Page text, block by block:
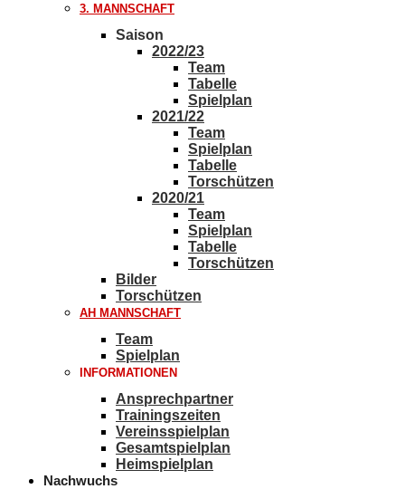
3. MANNSCHAFT
Saison
2022/23
Team
Tabelle
Spielplan
2021/22
Team
Spielplan
Tabelle
Torschützen
2020/21
Team
Spielplan
Tabelle
Torschützen
Bilder
Torschützen
AH MANNSCHAFT
Team
Spielplan
INFORMATIONEN
Ansprechpartner
Trainingszeiten
Vereinsspielplan
Gesamtspielplan
Heimspielplan
Nachwuchs